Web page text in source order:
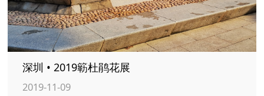
深圳 • 2019簕杜鹃花展
2019-11-09